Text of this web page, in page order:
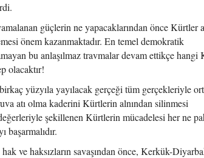
güçlerin ne yapacaklarından önce Kürtler
önem kazanmaktadır. En temel demokratik
bu anlaşılmaz travmalar devam ettikçe hangi
olacaktır!
yüzyıla yayılacak gerçeği tüm gerçekleriyle
atı olma kaderini Kürtlerin alnından silinmesi
şekillenen Kürtlerin mücadelesi her ne
ve haksızların savaşından önce, Kerkük-